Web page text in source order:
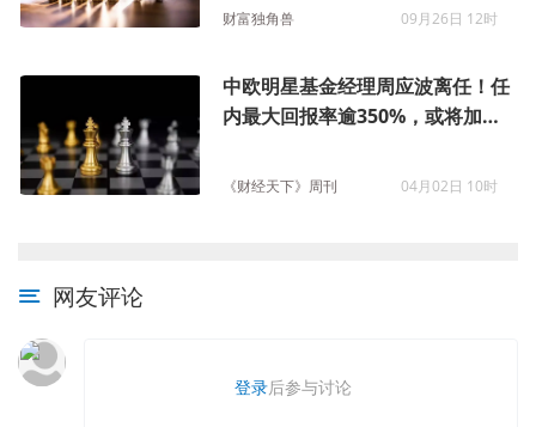
财富独角兽 09月26日 12时
中欧明星基金经理周应波离任！任
内最大回报率逾350%，或将加入
《财经天下》周刊 04月02日 10时
网友评论
登录后参与讨论